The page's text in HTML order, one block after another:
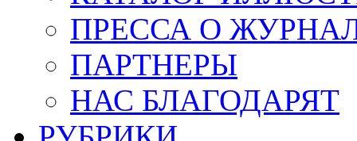
ПРЕССА О
ПАРТНЕРЫ
НАС БЛАГОДАРЯТ